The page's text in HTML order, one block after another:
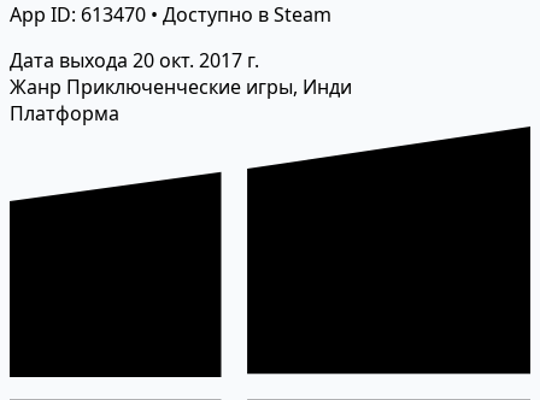
App ID: 613470 • Доступно в Steam
Дата выхода 20 окт. 2017 г.
Жанр Приключенческие игры, Инди
Платформа